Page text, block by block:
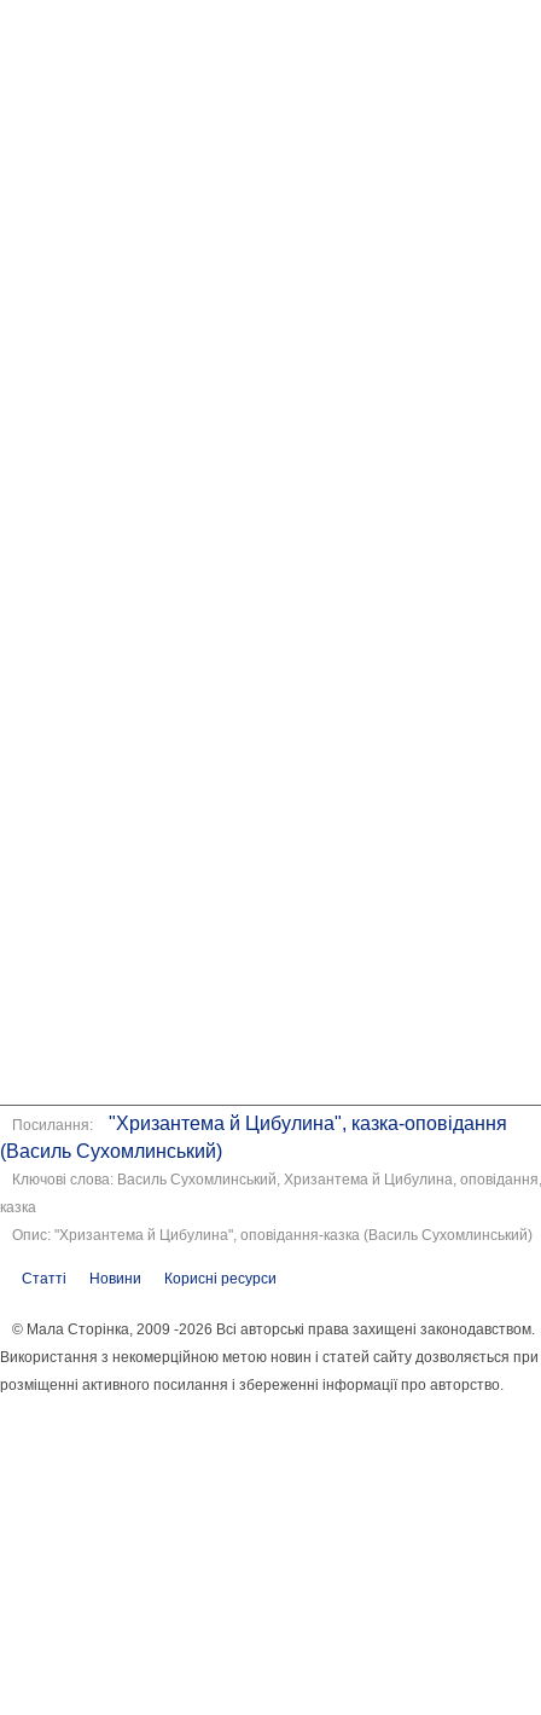
Посилання:
"Хризантема й Цибулина", казка-оповідання
(Василь Сухомлинський)
Ключові слова: Василь Сухомлинський, Хризантема й Цибулина, оповідання,
казка
Опис: "Хризантема й Цибулина", оповідання-казка (Василь Сухомлинський)
Статті Новини Корисні ресурси
© Мала Сторінка, 2009 -2026 Всі авторські права захищені законодавством.
Використання з некомерційною метою новин і статей сайту дозволяється при
розміщенні активного посилання і збереженні інформації про авторство.